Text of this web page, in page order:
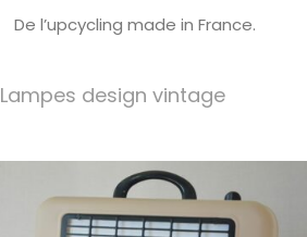
De l’upcycling made in France.
Lampes design vintage